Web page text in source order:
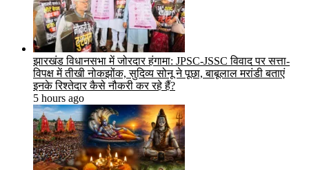
झारखंड विधानसभा में जोरदार हंगामा: JPSC-JSSC विवाद पर सत्ता-
विपक्ष में तीखी नोकझोंक, सुदिव्य सोनू ने पूछा, बाबूलाल मरांडी बताएं
इनके रिश्तेदार कैसे नौकरी कर रहे हैं?
5 hours ago